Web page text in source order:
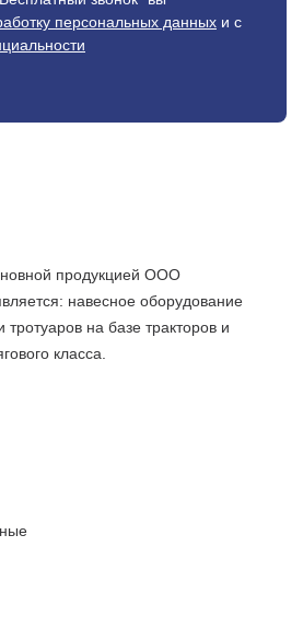
персональных данных и с
продукцией ООО
навесное оборудование
на базе тракторов и
класса.